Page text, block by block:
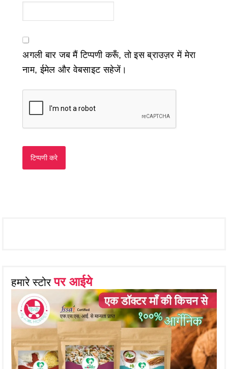
अगली बार जब मैं टिप्पणी करूँ, तो इस ब्राउज़र में मेरा
नाम, ईमेल और वेबसाइट सहेजें।
हमारे स्टोरपर आईये